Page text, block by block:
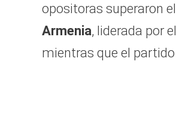
opositoras superaron
Armenia, liderada por
mientras que el partido